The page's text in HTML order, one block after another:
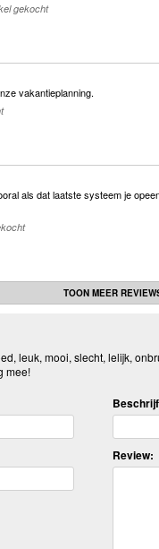
gekocht
vakantieplanning.
als dat laatste systeem je
TOON MEER
leuk, mooi, slecht, lelijk,
mee!
Review: